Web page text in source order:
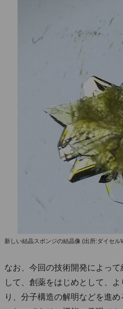
新しい結晶スポンジの結晶像 (出所:ダイセル
なお、今回の技術開発によっ
して、創薬をはじめとして、
り、分子構造の解明などを進